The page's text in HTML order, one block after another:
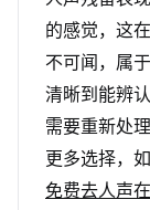
的感觉，这
不可闻，属
清晰到能辨
需要重新处
更多选择，
免费去人声